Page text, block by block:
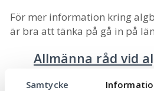
Samtycke
För mer information kring
är bra att tänka på gå in på
Allmänna råd vid